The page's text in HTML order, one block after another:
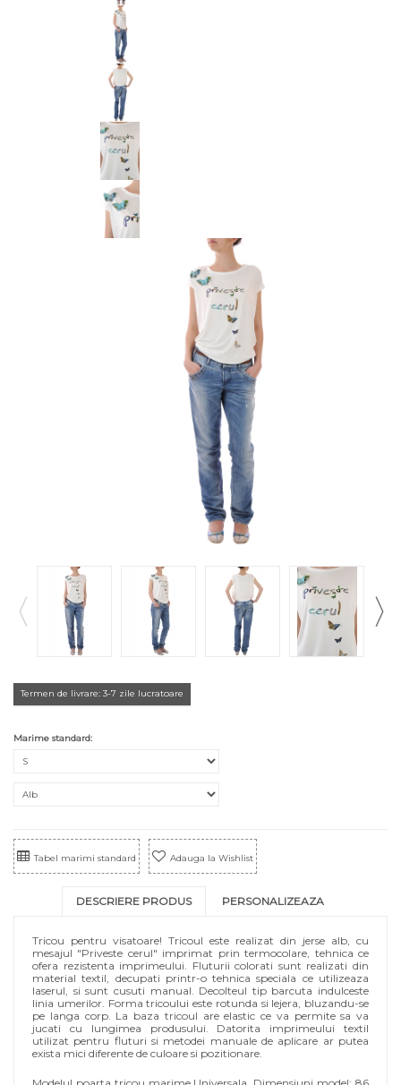
Termen de livrare: 3-7 zile lucratoare
Marime standard:
Tabel marimi standard Adauga la Wishlist
DESCRIERE PRODUS PERSONALIZEAZA
Tricou pentru visatoare! Tricoul este realizat din jerse alb, cu
mesajul "Priveste cerul" imprimat prin termocolare, tehnica ce
ofera rezistenta imprimeului. Fluturii colorati sunt realizati din
material textil, decupati printr-o tehnica speciala ce utilizeaza
laserul, si sunt cusuti manual. Decolteul tip barcuta indulceste
linia umerilor. Forma tricoului este rotunda si lejera, bluzandu-se
pe langa corp. La baza tricoul are elastic ce va permite sa va
jucati cu lungimea produsului. Datorita imprimeului textil
utilizat pentru fluturi si metodei manuale de aplicare ar putea
exista mici diferente de culoare si pozitionare.